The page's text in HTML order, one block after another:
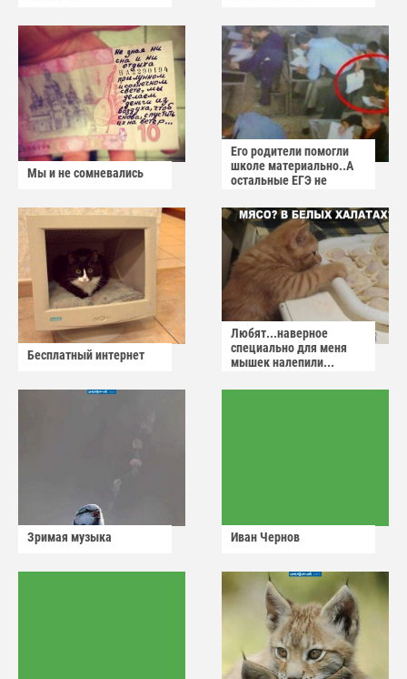
Мы и не сомневались
Его родители помогли
школе материально..А
остальные ЕГЭ не
Бесплатный интернет
Любят...наверное
специально для меня
мышек налепили...
Зримая музыка Иван Чернов